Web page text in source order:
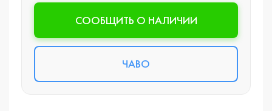
CООБЩИТЬ О НАЛИЧИИ
ЧАВО